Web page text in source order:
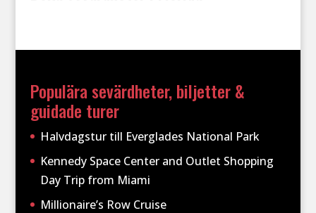
Populära sevärdheter, biljetter &
guidade turer
Halvdagstur till Everglades National Park
Kennedy Space Center and Outlet Shopping
Day Trip from Miami
Millionaire’s Row Cruise